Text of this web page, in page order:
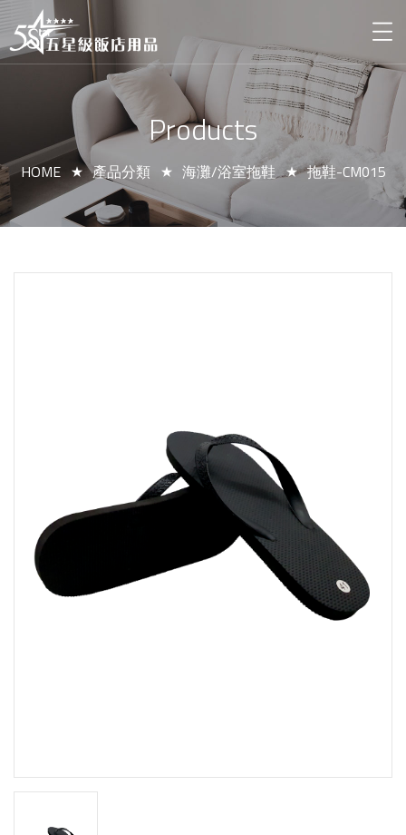
Products
HOME 產品分類 海灘/浴室拖鞋 拖鞋-CM015